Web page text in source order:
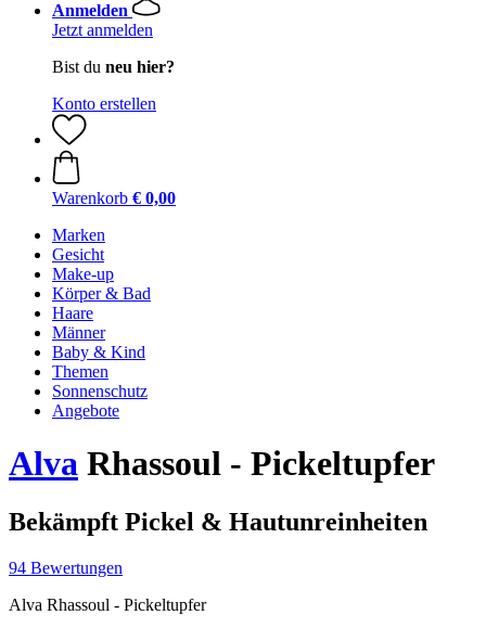
Anmelden
Jetzt anmelden
Bist du neu hier?
Konto erstellen
Warenkorb € 0,00
Marken
Gesicht
Make-up
Körper & Bad
Haare
Männer
Baby & Kind
Themen
Sonnenschutz
Angebote
Alva Rhassoul - Pickeltupfer
Bekämpft Pickel & Hautunreinheiten
94 Bewertungen
Alva Rhassoul - Pickeltupfer